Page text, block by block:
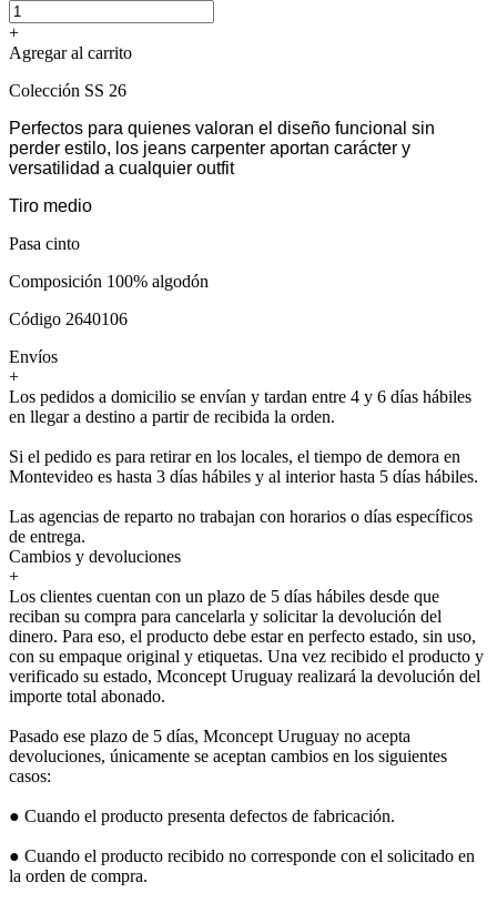
+
Agregar al carrito
Colección SS 26
Perfectos para quienes valoran el diseño funcional sin
perder estilo, los jeans carpenter aportan carácter y
versatilidad a cualquier outfit
Tiro medio
Pasa cinto
Composición 100% algodón
Código 2640106
Envíos
+
Los pedidos a domicilio se envían y tardan entre 4 y 6 días hábiles
en llegar a destino a partir de recibida la orden.
Si el pedido es para retirar en los locales, el tiempo de demora en
Montevideo es hasta 3 días hábiles y al interior hasta 5 días hábiles.
Las agencias de reparto no trabajan con horarios o días específicos
de entrega.
Cambios y devoluciones
+
Los clientes cuentan con un plazo de 5 días hábiles desde que
reciban su compra para cancelarla y solicitar la devolución del
dinero. Para eso, el producto debe estar en perfecto estado, sin uso,
con su empaque original y etiquetas. Una vez recibido el producto y
verificado su estado, Mconcept Uruguay realizará la devolución del
importe total abonado.
Pasado ese plazo de 5 días, Mconcept Uruguay no acepta
devoluciones, únicamente se aceptan cambios en los siguientes
casos:
● Cuando el producto presenta defectos de fabricación.
● Cuando el producto recibido no corresponde con el solicitado en
la orden de compra.